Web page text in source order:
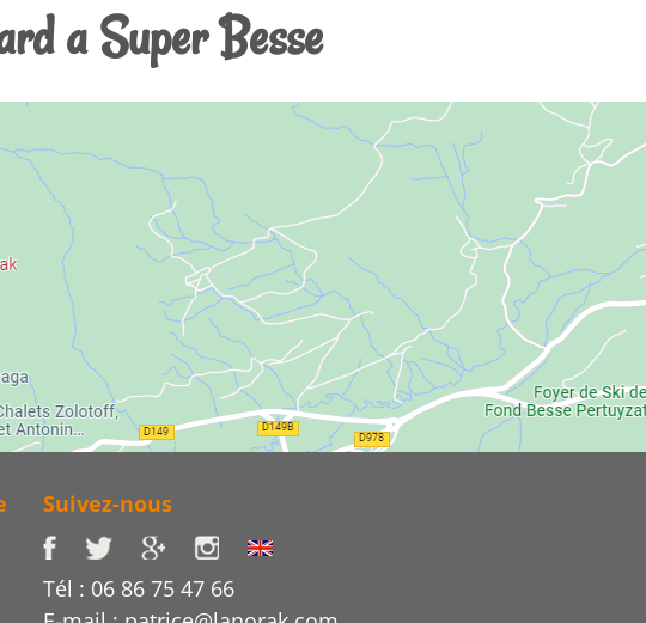
a Super Besse
Suivez-nous
Tél : 06 86 75 47 66